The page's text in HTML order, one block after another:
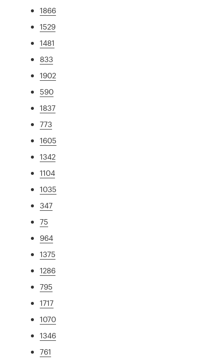
1866
1529
1481
833
1902
590
1837
773
1605
1342
1104
1035
347
75
964
1375
1286
795
1717
1070
1346
761